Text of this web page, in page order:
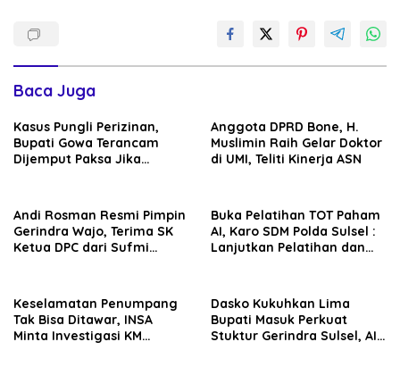
Baca Juga
Kasus Pungli Perizinan,
Bupati Gowa Terancam
Dijemput Paksa Jika
Anggota DPRD Bone, H.
Muslimin Raih Gelar Doktor
di UMI, Teliti Kinerja ASN
Andi Rosman Resmi Pimpin
Gerindra Wajo, Terima SK
Ketua DPC dari Sufmi
Buka Pelatihan TOT Paham
AI, Karo SDM Polda Sulsel :
Lanjutkan Pelatihan dan
Keselamatan Penumpang
Tak Bisa Ditawar, INSA
Minta Investigasi KM
Dasko Kukuhkan Lima
Bupati Masuk Perkuat
Stuktur Gerindra Sulsel, AIA